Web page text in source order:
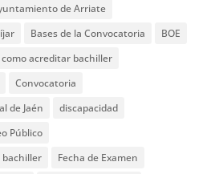
de Arriate
Bases de la Convocatoria
BOE
como acreditar bachiller
Convocatoria
de Jaén
discapacidad
Público
Fecha de Examen